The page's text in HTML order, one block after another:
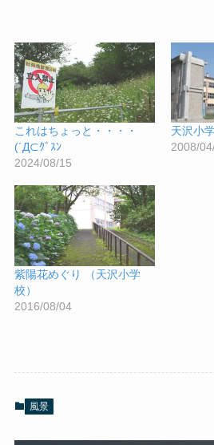
これはちょっと・・・・
(´Д⊂ｸﾞｽﾝ
2024/08/15
天沢小
2008/
紫陽花めぐり （天沢小学
校）
2016/08/04
風景